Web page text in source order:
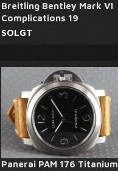
Breitling Bentley Mark VI
Complications 19
SOLGT
Panerai PAM 176 Titanium